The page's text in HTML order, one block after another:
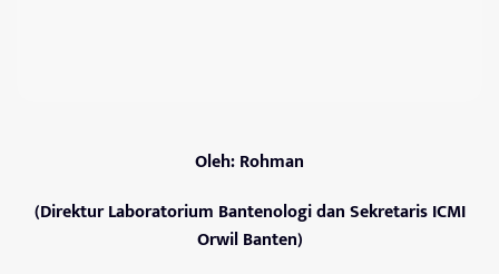
Oleh: Rohman
(Direktur Laboratorium Bantenologi dan Sekretaris ICMI
Orwil Banten)